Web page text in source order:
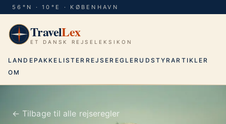
56°N · 10°E · KØBENHAVN
TravelLex
ET DANSK REJSELEKSIKON
LANDE PAKKELISTER REJSEREGLER UDSTYRARTIKLER
OM
← Tilbage til alle rejseregler